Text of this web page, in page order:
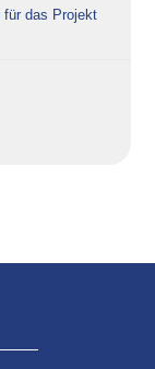
für das Projekt